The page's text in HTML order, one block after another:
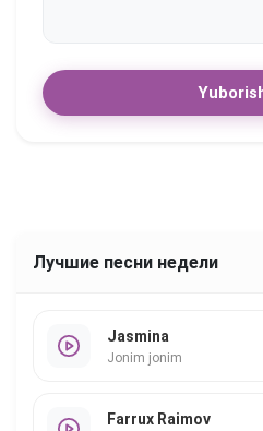
Лучшие песни недели
Jasmina
Jonim jonim
Farrux Raimov